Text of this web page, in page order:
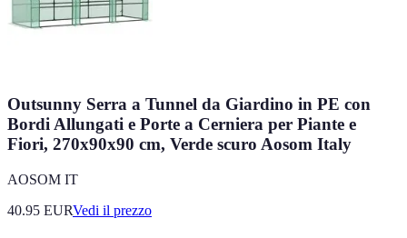
Outsunny Serra a Tunnel da Giardino in PE con
Bordi Allungati e Porte a Cerniera per Piante e
Fiori, 270x90x90 cm, Verde scuro Aosom Italy
AOSOM IT
40.95 EURVedi il prezzo